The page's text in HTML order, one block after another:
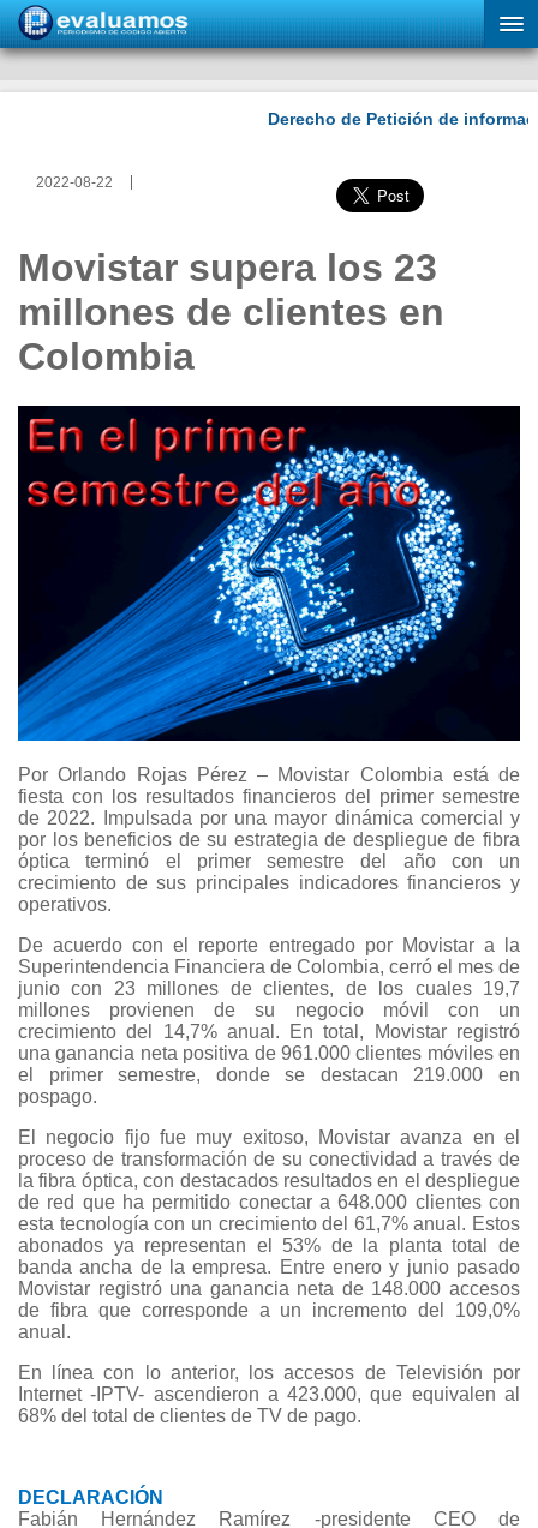
2022-08-22
Movistar supera los 23
millones de clientes en
Colombia
Por Orlando Rojas Pérez – Movistar Colombia está de
fiesta con los resultados financieros del primer semestre
de 2022. Impulsada por una mayor dinámica comercial y
por los beneficios de su estrategia de despliegue de fibra
óptica terminó el primer semestre del año con un
crecimiento de sus principales indicadores financieros y
operativos.
De acuerdo con el reporte entregado por Movistar a la
Superintendencia Financiera de Colombia, cerró el mes de
junio con 23 millones de clientes, de los cuales 19,7
millones provienen de su negocio móvil con un
crecimiento del 14,7% anual. En total, Movistar registró
una ganancia neta positiva de 961.000 clientes móviles en
el primer semestre, donde se destacan 219.000 en
pospago.
El negocio fijo fue muy exitoso, Movistar avanza en el
proceso de transformación de su conectividad a través de
la fibra óptica, con destacados resultados en el despliegue
de red que ha permitido conectar a 648.000 clientes con
esta tecnología con un crecimiento del 61,7% anual. Estos
abonados ya representan el 53% de la planta total de
banda ancha de la empresa. Entre enero y junio pasado
Movistar registró una ganancia neta de 148.000 accesos
de fibra que corresponde a un incremento del 109,0%
anual.
En línea con lo anterior, los accesos de Televisión por
Internet -IPTV- ascendieron a 423.000, que equivalen al
68% del total de clientes de TV de pago.
DECLARACIÓN
Fabián Hernández Ramírez -presidente CEO de